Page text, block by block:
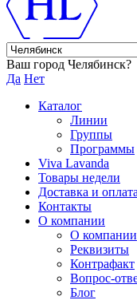
Ваш город Челябинск?
Да Нет
Каталог
Линии
Группы
Программы
Viva Lavanda
Товары недели
Доставка и оплата
Контакты
О компании
О компании
Реквизиты
Контрафакт
Вопрос-
Блог